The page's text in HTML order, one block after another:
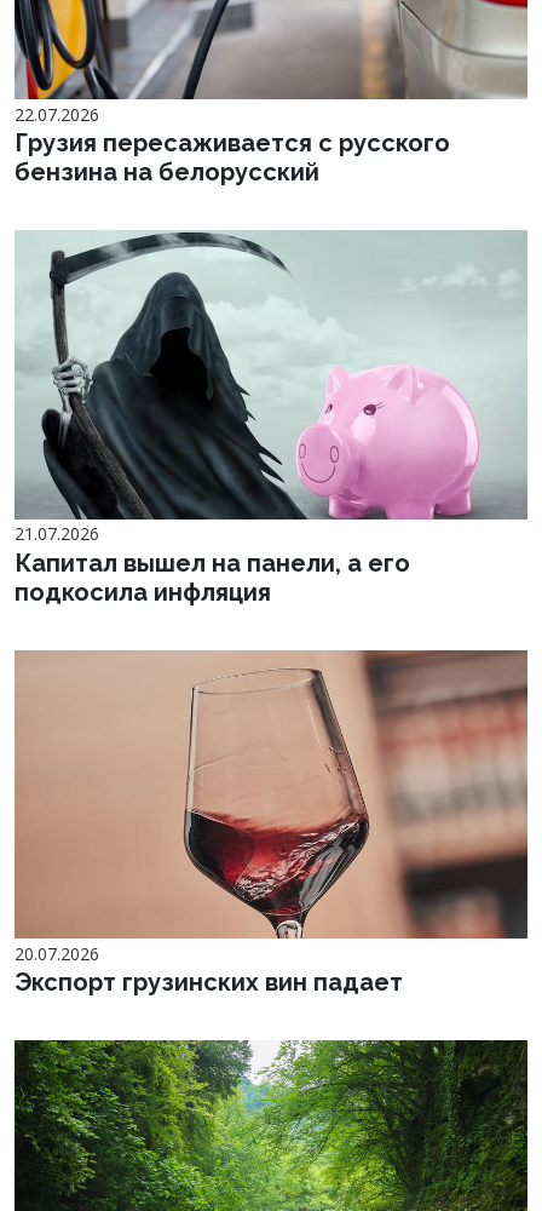
22.07.2026
Грузия пересаживается с русского
бензина на белорусский
21.07.2026
Капитал вышел на панели, а его
подкосила инфляция
20.07.2026
Экспорт грузинских вин падает